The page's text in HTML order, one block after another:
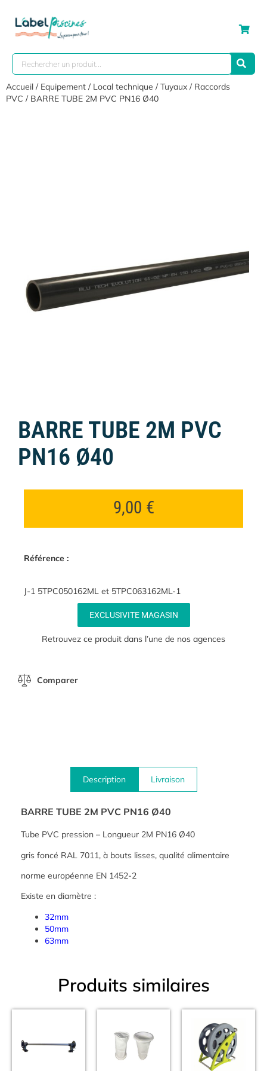
Accueil / Equipement / Local technique /Tuyaux / Raccords
PVC / BARRE TUBE 2M PVC PN16 Ø40
BARRE TUBE 2M PVC
PN16 Ø40
9,00 €
Référence :
J-1 5TPC050162ML et 5TPC063162ML-1
EXCLUSIVITE MAGASIN
Retrouvez ce produit dans l’une de nos agences
Comparer
Description Livraison
BARRE TUBE 2M PVC PN16 Ø40
Tube PVC pression – Longueur 2M PN16 Ø40
gris foncé RAL 7011, à bouts lisses, qualité alimentaire
norme européenne EN 1452-2
Existe en diamètre :
32mm
50mm
63mm
Produits similaires